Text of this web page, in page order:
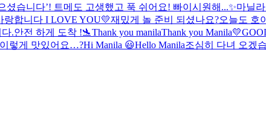
습니다’! 트메도 고생했고 푹 쉬어요! 빠이 시원해...✨마닐
랑합니다 I LOVE YOU💛재밌게 놀 준비 되셨나요?오늘도 호
.안전 하게 도착 !🛬Thank you manilaThank you Manila💛
렇게 맛있어요…?Hi Manila 😃Hello Manila조심히 다녀 오겠